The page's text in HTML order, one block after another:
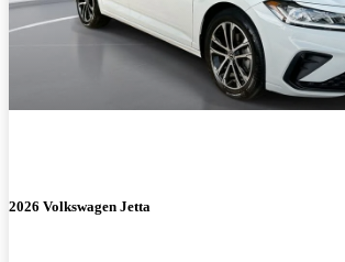
2026 Volkswagen Jetta